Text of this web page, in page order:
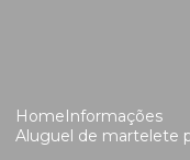
HomeInformações
Aluguel de martelete